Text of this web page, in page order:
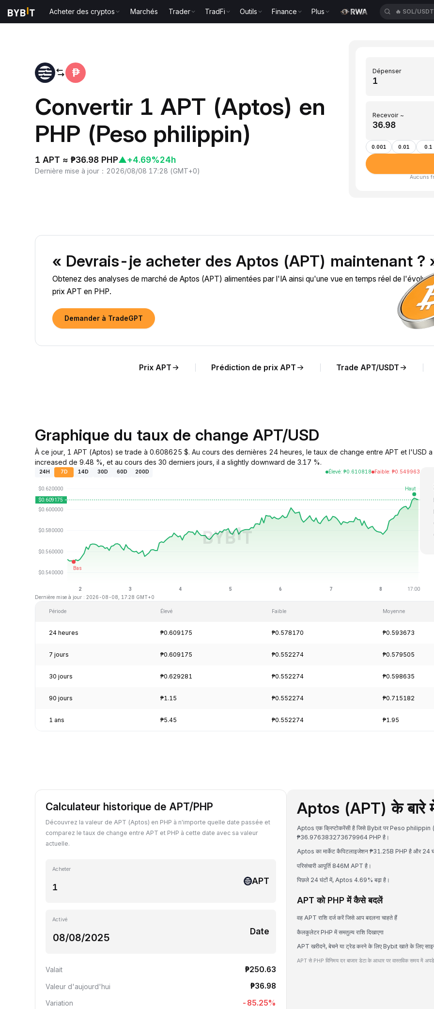
Acheter des cryptos Marchés Trader TradFi Outils Finance Plus 🔥 SOL/USDT
Convertir 1 APT (Aptos) en
PHP (Peso philippin)
1 APT ≈ ₱36.98 PHP▲+4.69%24h
Dernière mise à jour ： 2026/08/08 17:28 (GMT+0)
Dépenser
Recevoir ~
0.001 0.01 0.1
Aucuns
« Devrais-je acheter des Aptos (APT) maintenant ?
Obtenez des analyses de marché de Aptos (APT) alimentées par l'IA ainsi qu'une vue en temps réel de
prix APT en PHP.
Demander à TradeGPT
Prix APT Prédiction de prix APT Trade APT/USDT
Graphique du taux de change APT/USD
À ce jour, 1 APT (Aptos) se trade à 0.608625 $. Au cours des dernières 24 heures, le taux de change entre APT et l'USD
increased de 9.48 %, et au cours des 30 derniers jours, il a slightly downward de 3.17 %.
24H 7D 14D 30D 60D 200D Élevé: ₱0.610818 Faible: ₱0.549963
Dernière mise à jour : 2026-08-08, 17:28 GMT+0
Période Élevé Faible Moyenne
24 heures ₱0.609175 ₱0.578170 ₱0.593673
7 jours ₱0.609175 ₱0.552274 ₱0.579505
30 jours ₱0.629281 ₱0.552274 ₱0.598635
90 jours ₱1.15 ₱0.552274 ₱0.715182
1 ans ₱5.45 ₱0.552274 ₱1.95
Calculateur historique de APT/PHP
Découvrez la valeur de APT (Aptos) en PHP à n'importe quelle date passée et
comparez le taux de change entre APT et PHP à cette date avec sa valeur
actuelle.
Acheter
APT
Activé
Date
Valait ₱250.63
Valeur d'aujourd'hui ₱36.98
Variation -85.25%
Aptos (APT) के बारे
Aptos एक क्रिप्टोकरेंसी है जिसे Bybit पर Peso philippin
₱36.976383273679964 PHP है।
Aptos का मार्केट कैपिटलाइजेशन ₱31.25B PHP है और 24
परिसंचारी आपूर्ति 846M APT है।
पिछले 24 घंटों में, Aptos 4.69% बढ़ा है।
APT को PHP में कैसे बदलें
वह APT राशि दर्ज करें जिसे आप बदलना चाहते हैं
कैलकुलेटर PHP में समतुल्य राशि दिखाएगा
APT खरीदने, बेचने या ट्रेड करने के लिए Bybit खाते के लिए
APT से PHP विनिमय दर बाजार डेटा के आधार पर वास्तविक समय में